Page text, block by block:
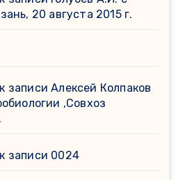
20 августа 2015 г.
к записиАлексей Колпаков
,Совхоз
к записи 0024